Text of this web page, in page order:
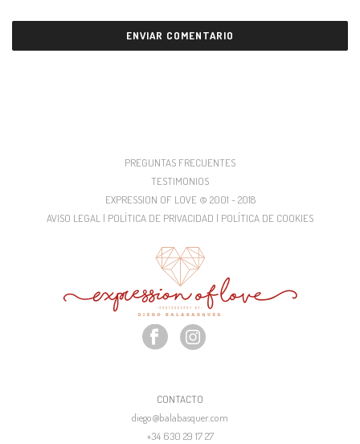
PREGUNTAS FRECUENTES
TESTIMONIOS
EXPRESSION OF LOVE © 2001 - 2018
AVISO LEGAL | POLÍTICA DE PRIVACIDAD | POLÍTICA DE COOKIES
CONTACTO
diego@balabasquer.com
+34 630 29 17 27